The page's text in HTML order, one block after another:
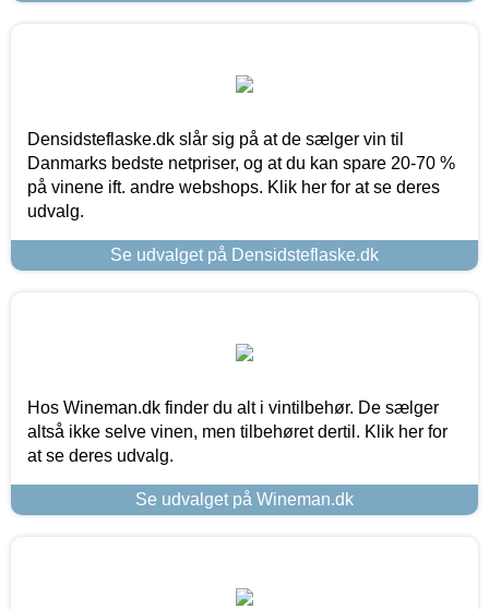
Densidsteflaske.dk slår sig på at de sælger vin til
Danmarks bedste netpriser, og at du kan spare 20-70 %
på vinene ift. andre webshops. Klik her for at se deres
udvalg.
Se udvalget på Densidsteflaske.dk
Hos Wineman.dk finder du alt i vintilbehør. De sælger
altså ikke selve vinen, men tilbehøret dertil. Klik her for
at se deres udvalg.
Se udvalget på Wineman.dk